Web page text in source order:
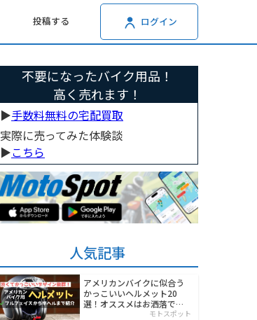
投稿する ログイン
不要になったバイク用品！
高く売れます！
▶︎手数料無料の宅配買取
実際に売ってみた体験談
▶︎こちら
人気記事
アメリカンバイクに似合う
かっこいいヘルメット20
選！オススメはお洒落でワ
モトスポット